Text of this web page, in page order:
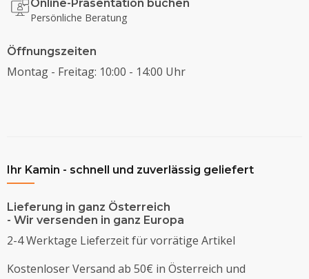
Online-Präsentation buchen
Persönliche Beratung
Öffnungszeiten
Montag - Freitag: 10:00 - 14:00 Uhr
Ihr Kamin - schnell und zuverlässig geliefert
Lieferung in ganz Österreich
- Wir versenden in ganz Europa
2-4 Werktage Lieferzeit für vorrätige Artikel
Kostenloser Versand ab 50€ in Österreich und